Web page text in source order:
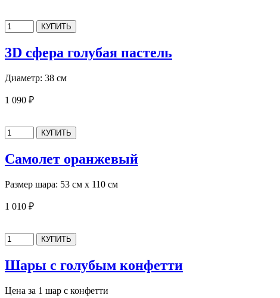
3D сфера голубая пастель
Диаметр: 38 см
1 090 ₽
Самолет оранжевый
Размер шара: 53 см х 110 см
1 010 ₽
Шары с голубым конфетти
Цена за 1 шар с конфетти